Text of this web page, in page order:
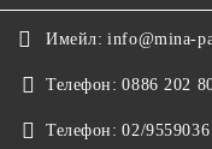
Имейл: info@mina-
Телефон: 0886 202
Телефон: 02/9559036